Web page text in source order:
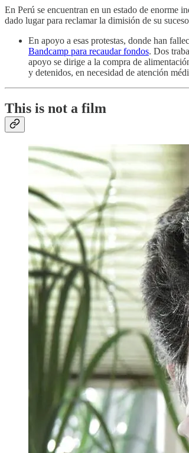
En Perú se encuentran en un estado de enorme
dado lugar para reclamar la dimisión de su
En apoyo a esas protestas, donde han
Bandcamp para recaudar fondos. Dos
apoyo se dirige a la compra de
y detenidos, en necesidad de atención
This is not a film